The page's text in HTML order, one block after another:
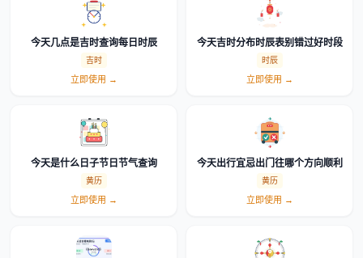
今天几点是吉时查询每日时辰
吉时
立即使用 →
今天吉时分布时辰表别错过好时段
时辰
立即使用 →
今天是什么日子节日节气查询
黄历
立即使用 →
今天出行宜忌出门往哪个方向顺利
黄历
立即使用 →